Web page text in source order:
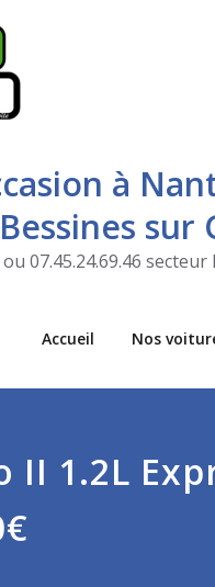
à
sur
ou 07.45.24.69.46
Accueil Nos
II 1.2L